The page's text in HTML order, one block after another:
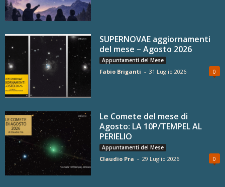
SUPERNOVAE aggiornamenti
del mese – Agosto 2026
Appuntamenti del Mese
Fabio Briganti - 31 Luglio 2026 0
Le Comete del mese di
Agosto: LA 10P/TEMPEL AL
PERIELIO
Appuntamenti del Mese
Claudio Pra - 29 Luglio 2026 0